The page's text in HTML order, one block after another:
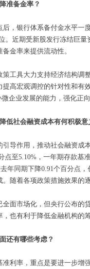
准备金率？
，银行体系备付金水平
。近期受新股发行冻结巨
金率来提供流动性。
工具大力支持经济结构调
高宏观调控的针对性和
微企业发展的能力，强化
低社会融资成本有何积极意
引导作用，推动社会融资
至5.10%，一年期存款基
年同期下降0.91个百分点
随着各项政策措施效果
面市场化，但央行公布
也有利于降低金融机构
还有哪些考虑？
利率，重点是要进一步